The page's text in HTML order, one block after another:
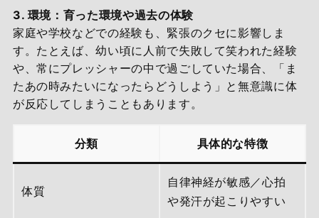
3. 環境：育った環境や過去の体験
家庭や学校などでの経験も、緊張のクセに影響しま
す。たとえば、幼い頃に人前で失敗して笑われた経験
や、常にプレッシャーの中で過ごしていた場合、「ま
たあの時みたいになったらどうしよう」と無意識に体
が反応してしまうこともあります。
分類 具体的な特徴
体質
自律神経が敏感／心拍
や発汗が起こりやすい